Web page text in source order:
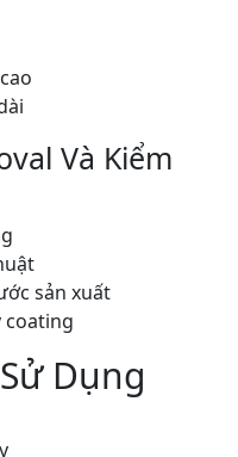
Và Kiểm
sản xuất
coating
Dụng